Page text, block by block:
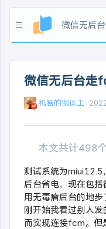
微信无后台
微信无后台走
机智的搬运工
本文共计498
测试系统为miui12.5
后台省电，现在包括
用无毒瘤后台的地步
刚开始我看过别人
而实现连接fcm。